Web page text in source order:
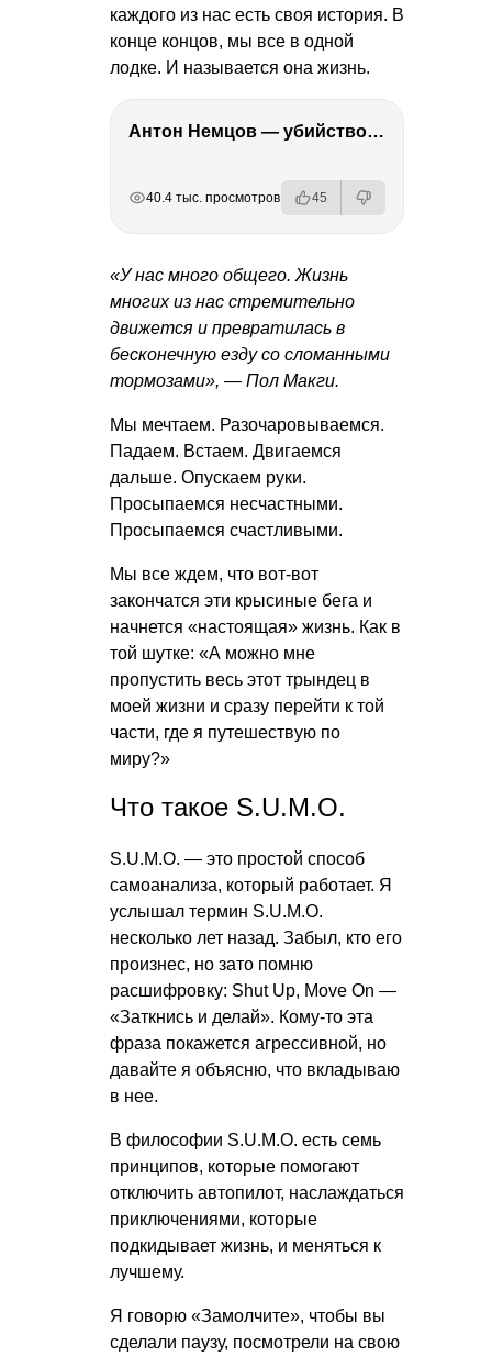
каждого из нас есть своя история. В
конце концов, мы все в одной
лодке. И называется она жизнь.
Антон Немцов — убийство Бориса Немцова, переезд в Дубай, семья и политика
40.4 тыс. просмотров 45
«У нас много общего. Жизнь
многих из нас стремительно
движется и превратилась в
бесконечную езду со сломанными
тормозами», — Пол Макги.
Мы мечтаем. Разочаровываемся.
Падаем. Встаем. Двигаемся
дальше. Опускаем руки.
Просыпаемся несчастными.
Просыпаемся счастливыми.
Мы все ждем, что вот-вот
закончатся эти крысиные бега и
начнется «настоящая» жизнь. Как в
той шутке: «А можно мне
пропустить весь этот трындец в
моей жизни и сразу перейти к той
части, где я путешествую по
миру?»
Что такое S.U.M.O.
S.U.M.O. — это простой способ
самоанализа, который работает. Я
услышал термин S.U.M.O.
несколько лет назад. Забыл, кто его
произнес, но зато помню
расшифровку: Shut Up, Move On —
«Заткнись и делай». Кому-то эта
фраза покажется агрессивной, но
давайте я объясню, что вкладываю
в нее.
В философии S.U.M.O. есть семь
принципов, которые помогают
отключить автопилот, наслаждаться
приключениями, которые
подкидывает жизнь, и меняться к
лучшему.
Я говорю «Замолчите», чтобы вы
сделали паузу, посмотрели на свою